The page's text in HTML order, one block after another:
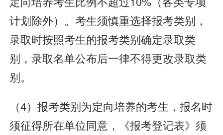
计划除外）。考生须慎重选择报考类别，
录取时按照考生的报考类别确定录取类
别，录取名单公布后一律不得更改录取类
别。
（4）报考类别为定向培养的考生，报名时
须征得所在单位同意，《报考登记表》须